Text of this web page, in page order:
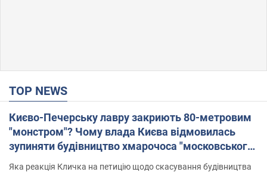
TOP NEWS
Києво-Печерську лавру закриють 80-метровим
"монстром"? Чому влада Києва відмовилась
зупиняти будівництво хмарочоса "московського
вірянина"
Яка реакція Кличка на петицію щодо скасування будівництва